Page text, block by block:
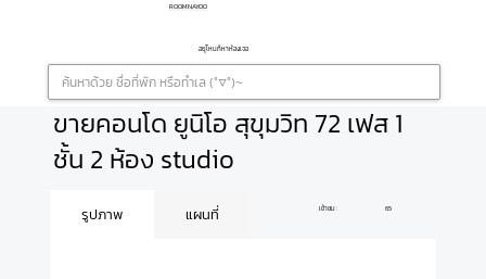
ROOMNAYOO
อยู่ไหนก็หาห้องเจอ
ขายคอนโด ยูนิโอ สุขุมวิท 72 เฟส 1
ชั้น 2 ห้อง studio
รูปภาพ แผนที่ เข้าชม : 65